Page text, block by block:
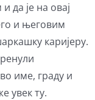
да је на овај
и његовим
каријеру.
име, граду и
увек ту.